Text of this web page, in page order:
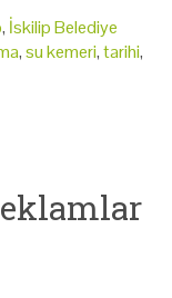
, İskilip Belediye
,su kemeri,tarihi,